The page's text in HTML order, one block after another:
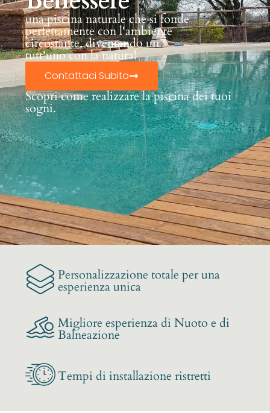
una piscina naturale che si fonde
perfettamente con l'ambiente
circostante, diventando un
tutt'uno con la natura!
Contattaci Subito
Scopri come realizzare la piscina dei tuoi
sogni.
Personalizzazione totale per una
esperienza unica
Migliore esperienza di Nuoto e di
Balneazione
Tempi di installazione ristretti